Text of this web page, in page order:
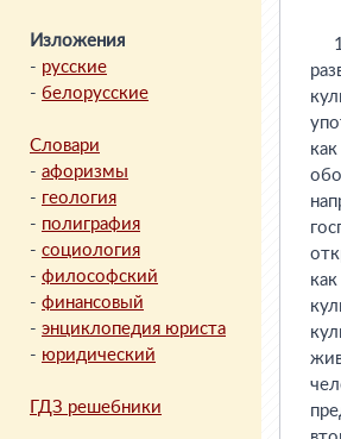
Изложения
- русские
- белорусские
Словари
- афоризмы
- геология
- полиграфия
- социология
- философский
- финансовый
- энциклопедия юриста
- юридический
ГДЗ решебники